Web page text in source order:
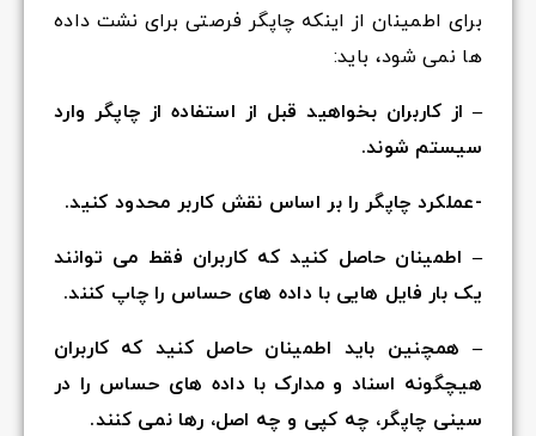
برای اطمینان از اینکه چاپگر فرصتی برای نشت داده
ها نمی شود، باید:
– از کاربران بخواهید قبل از استفاده از چاپگر وارد
سیستم شوند.
-عملکرد چاپگر را بر اساس نقش کاربر محدود کنید.
– اطمینان حاصل کنید که کاربران فقط می توانند
یک بار فایل هایی با داده های حساس را چاپ کنند.
– همچنین باید اطمینان حاصل کنید که کاربران
هیچگونه اسناد و مدارک با داده های حساس را در
سینی چاپگر، چه کپی و چه اصل، رها نمی کنند.